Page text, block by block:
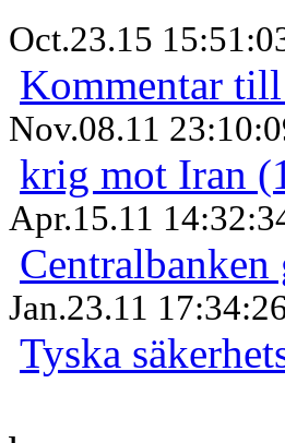
Oct.23.15
Kommentar
Nov.08.11
krig mot Iran
Apr.15.11
Jan.23.11
Tyska